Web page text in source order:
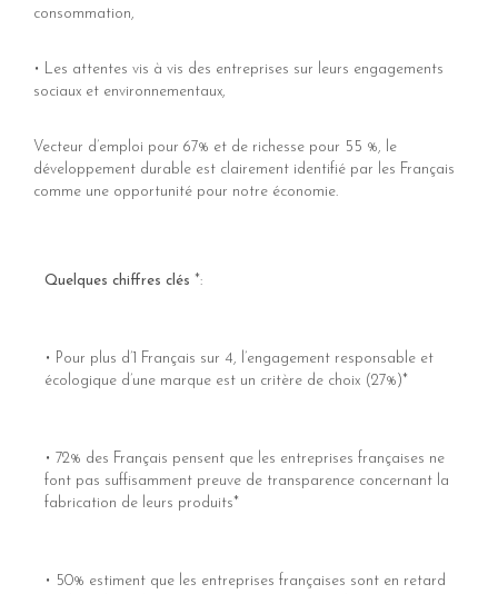
consommation,
•
Les attentes vis à vis des entreprises sur leurs engagements
sociaux et environnementaux,
Vecteur d’emploi pour 67% et de richesse pour 55 %, le
développement durable est clairement identifié par les Français
comme une opportunité pour notre économie.
Quelques chiffres clés *:
•
Pour plus d’1 Français sur 4, l’engagement responsable et
écologique d’une marque est un critère de choix (27%)*
•
72% des Français pensent que les entreprises françaises ne
font pas suffisamment preuve de transparence concernant la
fabrication de leurs produits*
•
50% estiment que les entreprises françaises sont en retard